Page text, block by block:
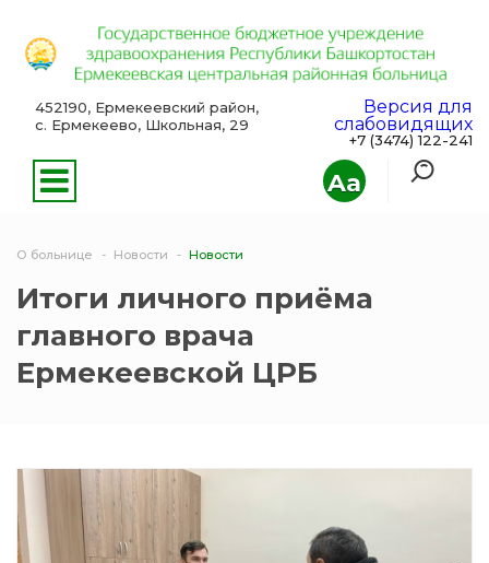
Aa
452190, Ермекеевский район,
с. Ермекеево, Школьная, 29
Версия для
слабовидящих
+7 (3474) 122-241
О больнице Новости Новости
Итоги личного приёма
главного врача
Ермекеевской ЦРБ